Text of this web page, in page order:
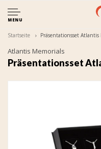
MENU
Startseite Präsentationsset
Atlantis Memorials
Präsentationsset